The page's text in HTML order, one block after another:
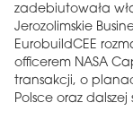
zadebiutowała
Jerozolimskie
EurobuildCEE
officerem NASA
transakcji, o
Polsce oraz